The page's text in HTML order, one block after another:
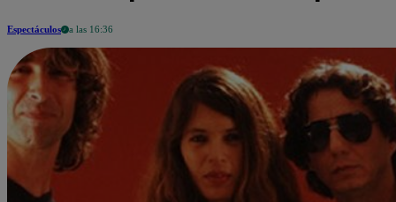
Espectáculos a las 16:36